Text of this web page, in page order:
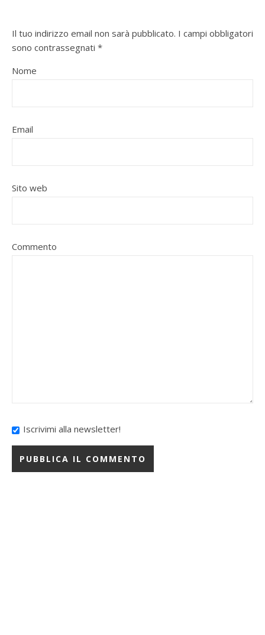
Il tuo indirizzo email non sarà pubblicato. I campi obbligatori
sono contrassegnati *
Nome
Email
Sito web
Commento
Iscrivimi alla newsletter!